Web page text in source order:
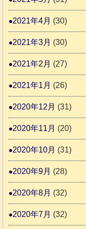
2021年4月 (30)
2021年3月 (30)
2021年2月 (27)
2021年1月 (26)
2020年12月 (31)
2020年11月 (20)
2020年10月 (31)
2020年9月 (28)
2020年8月 (32)
2020年7月 (32)